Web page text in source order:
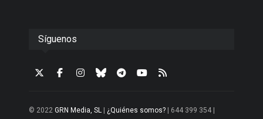
Síguenos
© 2022 GRN Media, SL ¿Quiénes somos? | 644 399 354 |